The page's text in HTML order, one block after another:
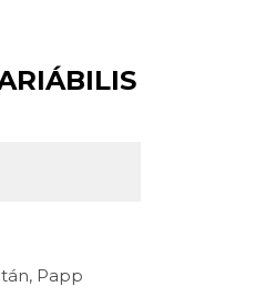
Papp